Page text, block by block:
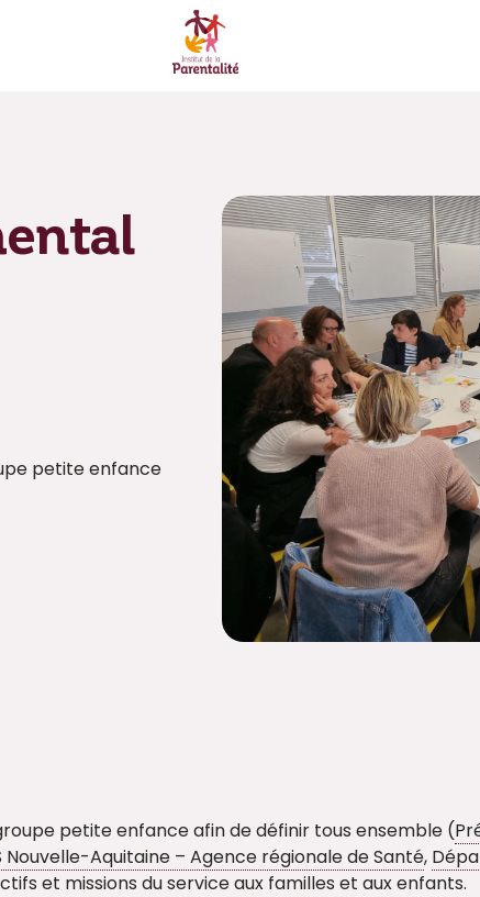
petite enfance
petite enfance afin de définir tous ensemble (
Nouvelle-Aquitaine – Agence régionale de Santé,
et missions du service aux familles et aux enfants.